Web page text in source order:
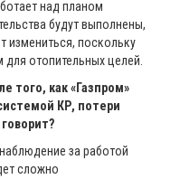
над планом
будут выполнены,
измениться, поскольку
отопительных целей.
того, как «Газпром»
КР, потери
за работой
сложно